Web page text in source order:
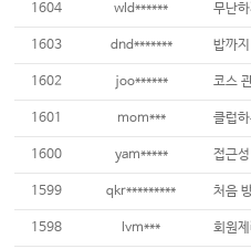
1604 wld****** 무난
1603 dnd******* 밥까
1602 joo******
1601 mom***
1600 yam*****
1599 qkr********* 처음
1598 lvm***